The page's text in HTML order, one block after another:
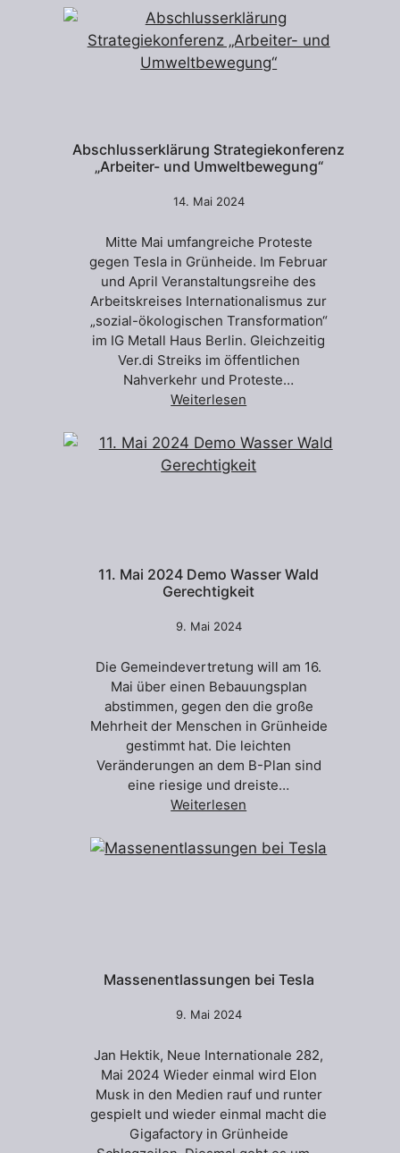
Abschlusserklärung Strategiekonferenz
„Arbeiter- und Umweltbewegung“
14. Mai 2024
Mitte Mai umfangreiche Proteste
gegen Tesla in Grünheide. Im Februar
und April Veranstaltungsreihe des
Arbeitskreises Internationalismus zur
„sozial-ökologischen Transformation“
im IG Metall Haus Berlin. Gleichzeitig
Ver.di Streiks im öffentlichen
Nahverkehr und Proteste…
Weiterlesen
11. Mai 2024 Demo Wasser Wald
Gerechtigkeit
9. Mai 2024
Die Gemeindevertretung will am 16.
Mai über einen Bebauungsplan
abstimmen, gegen den die große
Mehrheit der Menschen in Grünheide
gestimmt hat. Die leichten
Veränderungen an dem B-Plan sind
eine riesige und dreiste…
Weiterlesen
Massenentlassungen bei Tesla
9. Mai 2024
Jan Hektik, Neue Internationale 282,
Mai 2024 Wieder einmal wird Elon
Musk in den Medien rauf und runter
gespielt und wieder einmal macht die
Gigafactory in Grünheide